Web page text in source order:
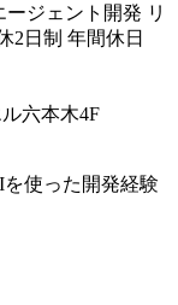
ージェント開発 リ
2日制 年間休日
六本木4F
使った開発経験